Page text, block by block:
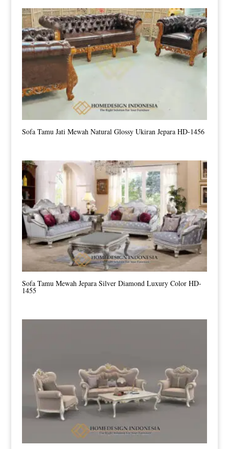
Sofa Tamu Jati Mewah Natural Glossy Ukiran Jepara HD-1456
Sofa Tamu Mewah Jepara Silver Diamond Luxury Color HD-
1455